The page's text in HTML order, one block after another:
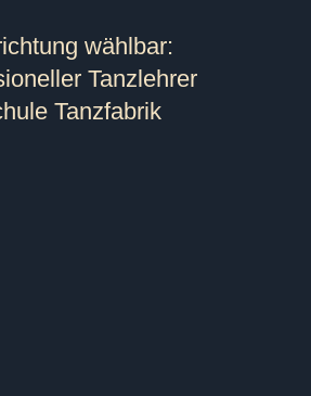
wählbar:
Tanzlehrer
Tanzfabrik